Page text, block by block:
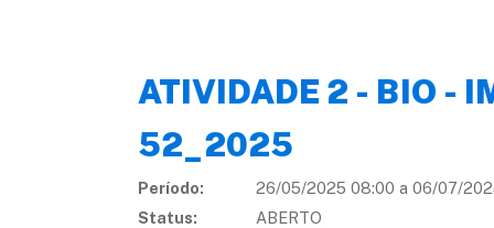
ATIVIDADE 2 - BIO -
52_2025
Período:
26/05/2025 08:00 a 06/07/
Status:
ABERTO